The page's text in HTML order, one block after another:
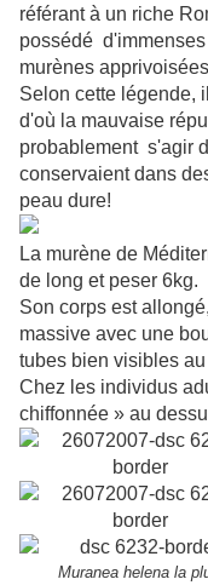
référant à un riche
possédé
murènes
Selon cette légende,
d'où la mauvaise
probablement s'agir
conservaient dans
peau dure!
La murène de
de long et peser 6kg.
Son corps est allongé,
massive avec une
tubes bien visibles
Chez les individus
chiffonnée » au
Muranea helenala